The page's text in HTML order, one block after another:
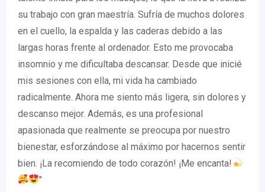
su trabajo con gran maestría. Sufría de muchos dolores
en el cuello, la espalda y las caderas debido a las
largas horas frente al ordenador. Esto me provocaba
insomnio y me dificultaba descansar. Desde que inicié
mis sesiones con ella, mi vida ha cambiado
radicalmente. Ahora me siento más ligera, sin dolores y
descanso mejor. Además, es una profesional
apasionada que realmente se preocupa por nuestro
bienestar, esforzándose al máximo por hacernos sentir
bien. ¡La recomiendo de todo corazón! ¡Me encanta!
"